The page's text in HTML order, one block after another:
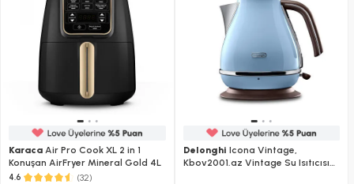
Karaca Air Pro Cook XL 2 in 1
Konuşan AirFryer Mineral Gold 4L
4.6 (32)
Delonghi Icona Vintage,
Kbov2001.az Vintage Su Isıtıcısı